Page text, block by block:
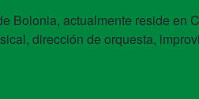
Bolonia, actualmente reside en
dirección de orquesta,